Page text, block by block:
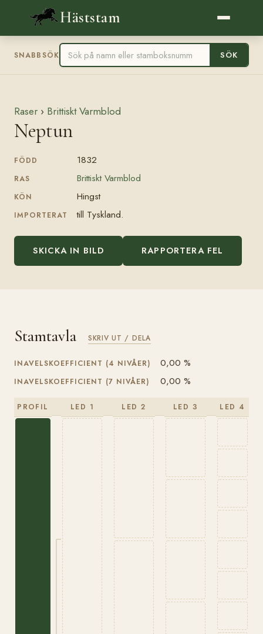
Häststam
SNABBSÖK SÖK
Raser › Brittiskt Varmblod
Neptun
FÖDD 1832
RAS Brittiskt Varmblod
KÖN Hingst
IMPORTERAT till Tyskland.
SKICKA IN BILD RAPPORTERA FEL
Stamtavla SKRIV UT / DELA
INAVELSKOEFFICIENT (4 NIVÅER) 0,00 %
INAVELSKOEFFICIENT (7 NIVÅER) 0,00 %
PROFIL LED 1 LED 2 LED 3 LED 4